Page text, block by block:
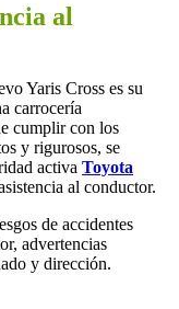
al
Yaris Cross es su
carrocería
cumplir con los
y rigurosos, se
activa Toyota
al conductor.
de accidentes
advertencias
y dirección.